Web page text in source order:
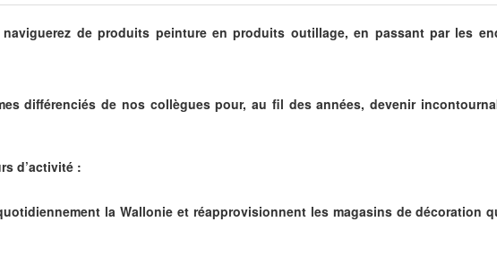
de produits peinture en produits outillage, en passant par les
différenciés de nos collègues pour, au fil des années, devenir
d’activité :
la Wallonie et réapprovisionnent les magasins de décoration